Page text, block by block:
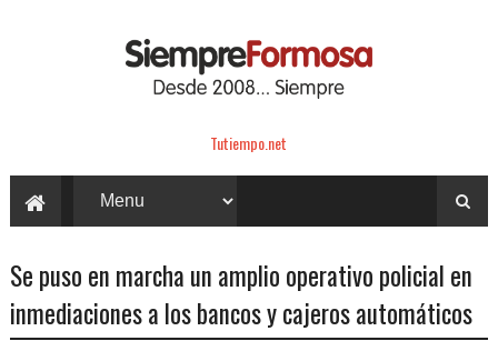
Tutiempo.net
Se puso en marcha un amplio operativo policial en
inmediaciones a los bancos y cajeros automáticos